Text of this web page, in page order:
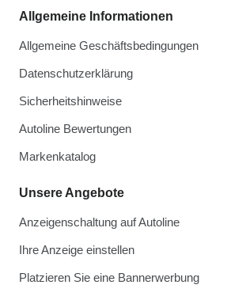
Allgemeine Informationen
Allgemeine Geschäftsbedingungen
Datenschutzerklärung
Sicherheitshinweise
Autoline Bewertungen
Markenkatalog
Unsere Angebote
Anzeigenschaltung auf Autoline
Ihre Anzeige einstellen
Platzieren Sie eine Bannerwerbung